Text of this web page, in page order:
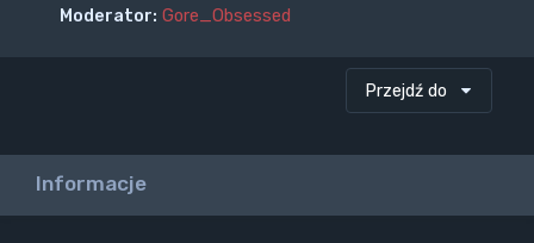
Moderator: Gore_Obsessed
Przejdź do
Informacje